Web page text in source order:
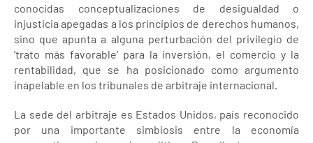
conocidas conceptualizaciones de desigualdad o
injusticia apegadas a los principios de derechos humanos,
sino que apunta a alguna perturbación del privilegio de
‘trato más favorable’ para la inversión, el comercio y la
rentabilidad, que se ha posicionado como argumento
inapelable en los tribunales de arbitraje internacional.
La sede del arbitraje es Estados Unidos, país reconocido
por una importante simbiosis entre la economía